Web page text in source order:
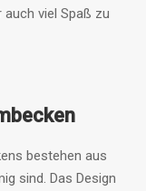
viel Spaß zu
bestehen aus
sind. Das Design